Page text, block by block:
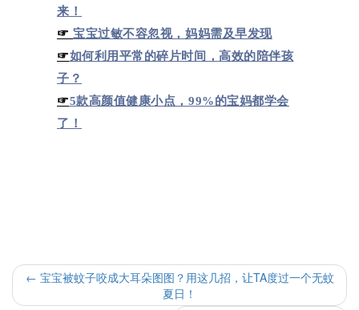
来！
☞宝宝过敏不容忽视，妈妈需及早发现
☞如何利用平常的碎片时间，高效的陪伴孩
子？
☞5款高颜值健康小点，99%的宝妈都学会
了！
← 宝宝被蚊子咬成大耳朵图图？用这几招，让TA度过一个无蚊
夏日！